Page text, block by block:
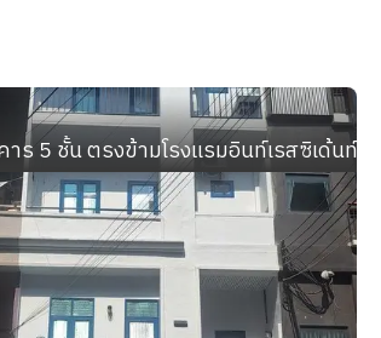
19 ตร.ว. 2 ห้องน้ำ ทำเลดีมาก
าร 5 ชั้น ตรงข้ามโรงแรมอินท์เรสซิเด้นท์